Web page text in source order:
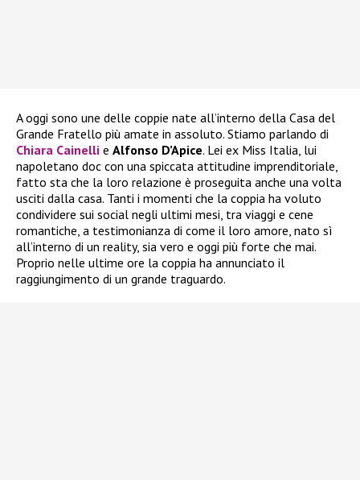
A oggi sono une delle coppie nate all’interno della Casa del
Grande Fratello più amate in assoluto. Stiamo parlando di
Chiara Cainelli e Alfonso D’Apice. Lei ex Miss Italia, lui
napoletano doc con una spiccata attitudine imprenditoriale,
fatto sta che la loro relazione è proseguita anche una volta
usciti dalla casa. Tanti i momenti che la coppia ha voluto
condividere sui social negli ultimi mesi, tra viaggi e cene
romantiche, a testimonianza di come il loro amore, nato sì
all’interno di un reality, sia vero e oggi più forte che mai.
Proprio nelle ultime ore la coppia ha annunciato il
raggiungimento di un grande traguardo.